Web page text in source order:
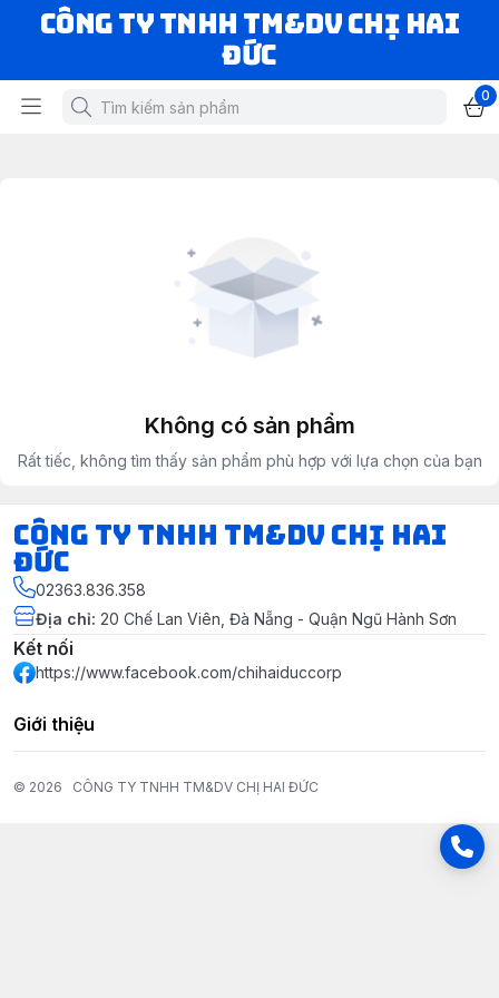
CÔNG TY TNHH TM&DV CHỊ HAI
ĐỨC
0
Không có sản phẩm
Rất tiếc, không tìm thấy sản phẩm phù hợp với lựa chọn của bạn
CÔNG TY TNHH TM&DV CHỊ HAI
ĐỨC
02363.836.358
Địa chỉ: 20 Chế Lan Viên, Đà Nẵng - Quận Ngũ Hành Sơn
Kết nối
https://www.facebook.com/chihaiduccorp
Giới thiệu
© 2026 CÔNG TY TNHH TM&DV CHỊ HAI ĐỨC